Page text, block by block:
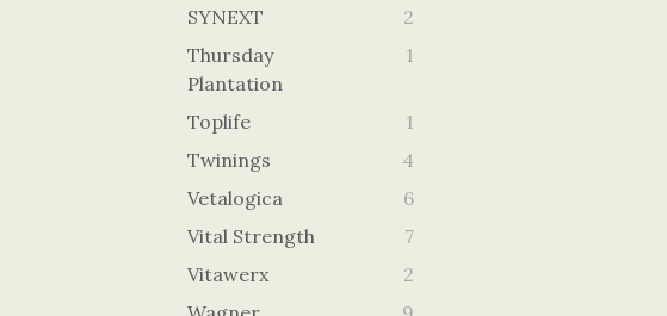
SYNEXT
2
Thursday
Plantation
1
Toplife
1
Twinings
4
Vetalogica
6
Vital Strength
7
Vitawerx
2